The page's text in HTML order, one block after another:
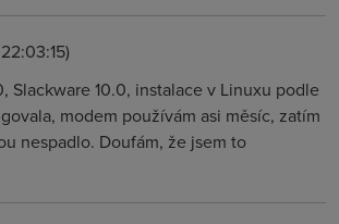
Slackware 10.0, instalace v Linuxu podle
modem používám asi měsíc, zatím
nespadlo. Doufám, že jsem to